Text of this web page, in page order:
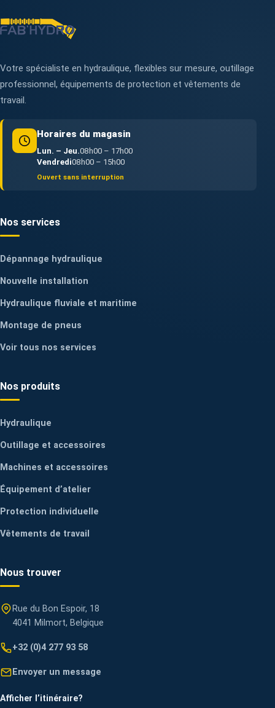
Votre spécialiste en hydraulique, flexibles sur mesure, outillage
professionnel, équipements de protection et vêtements de
travail.
Horaires du magasin
Lun. – Jeu.08h00 – 17h00
Vendredi08h00 – 15h00
Ouvert sans interruption
Nos services
Dépannage hydraulique
Nouvelle installation
Hydraulique fluviale et maritime
Montage de pneus
Voir tous nos services
Nos produits
Hydraulique
Outillage et accessoires
Machines et accessoires
Équipement d’atelier
Protection individuelle
Vêtements de travail
Nous trouver
Rue du Bon Espoir, 18
4041 Milmort, Belgique
+32 (0)4 277 93 58
Envoyer un message
Afficher l’itinéraire?